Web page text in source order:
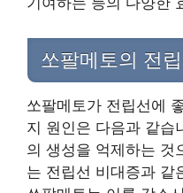
쏘팔메토의 전
쏘팔메토가 전립선에
지 원인은 다음과 같습
의 생성을 억제하는 것
는 전립선 비대증과 같